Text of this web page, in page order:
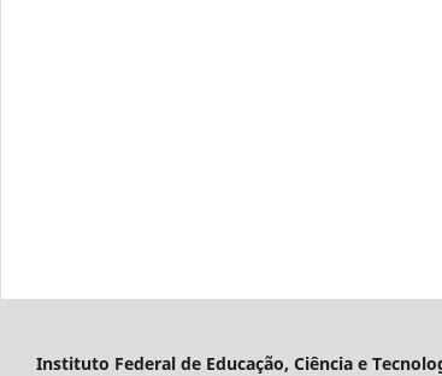
Instituto Federal de Educação, Ciência e